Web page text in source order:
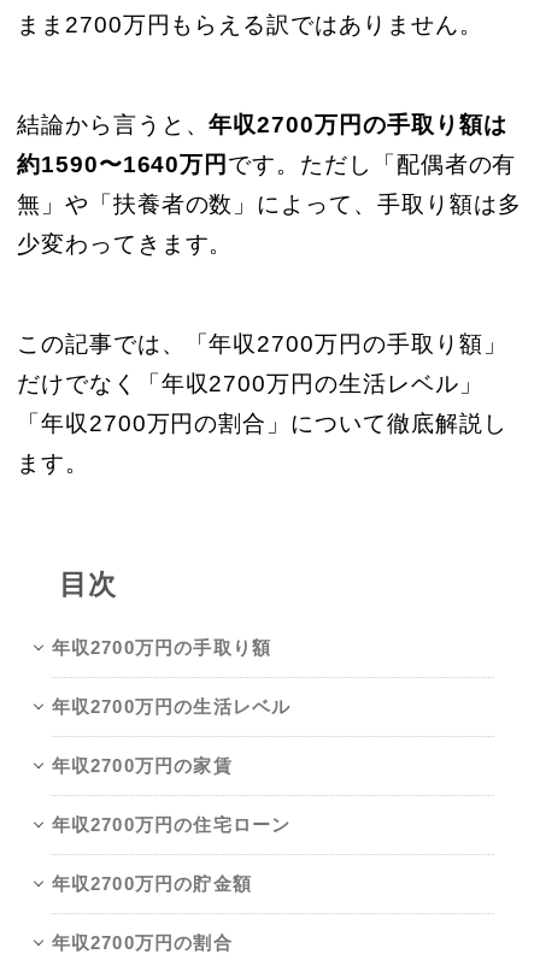
まま2700万円もらえる訳ではありません。
結論から言うと、年収2700万円の手取り額は
約1590〜1640万円 です。ただし「配偶者の有
無」や「扶養者の数」によって、手取り額は多
少変わってきます。
この記事では、「年収2700万円の手取り額」
だけでなく「年収2700万円の生活レベル」
「年収2700万円の割合」について徹底解説し
ます。
目次
年収2700万円の手取り額
年収2700万円の生活レベル
年収2700万円の家賃
年収2700万円の住宅ローン
年収2700万円の貯金額
年収2700万円の割合